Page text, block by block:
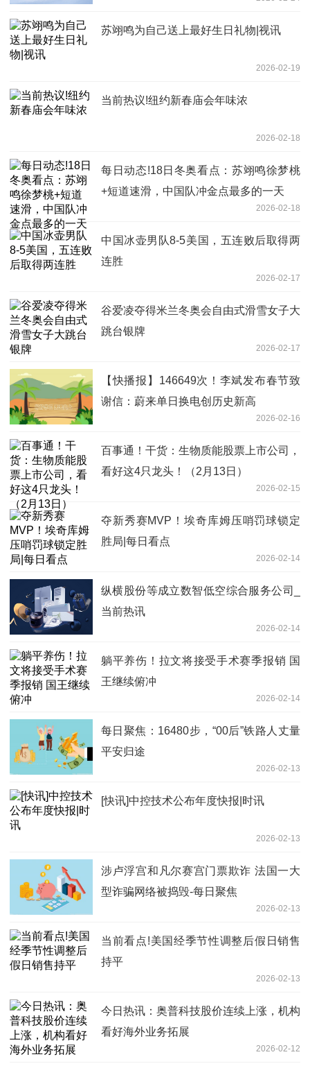
苏翊鸣为自己送上最好生日礼物|视讯
2026-02-19
当前热议!纽约新春庙会年味浓
2026-02-18
每日动态!18日冬奥看点：苏翊鸣徐梦桃
+短道速滑，中国队冲金点最多的一天
2026-02-18
中国冰壶男队8-5美国，五连败后取得两
连胜
2026-02-17
谷爱凌夺得米兰冬奥会自由式滑雪女子大
跳台银牌
2026-02-17
【快播报】146649次！李斌发布春节致
谢信：蔚来单日换电创历史新高
2026-02-16
百事通！干货：生物质能股票上市公司，
看好这4只龙头！（2月13日）
2026-02-15
夺新秀赛MVP！埃奇库姆压哨罚球锁定
胜局|每日看点
2026-02-14
纵横股份等成立数智低空综合服务公司_
当前热讯
2026-02-14
躺平养伤！拉文将接受手术赛季报销 国
王继续俯冲
2026-02-14
每日聚焦：16480步，“00后”铁路人丈量
平安归途
2026-02-13
[快讯]中控技术公布年度快报|时讯
2026-02-13
涉卢浮宫和凡尔赛宫门票欺诈 法国一大
型诈骗网络被捣毁-每日聚焦
2026-02-13
当前看点!美国经季节性调整后假日销售
持平
2026-02-13
今日热讯：奥普科技股价连续上涨，机构
看好海外业务拓展
2026-02-12